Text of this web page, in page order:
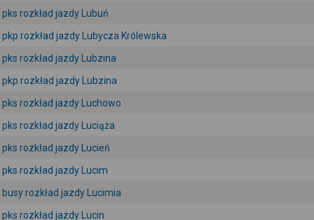
pks rozkład jazdy Lubuń
pkp rozkład jazdy Lubycza Królewska
pks rozkład jazdy Lubzina
pkp rozkład jazdy Lubzina
pks rozkład jazdy Luchowo
pks rozkład jazdy Luciąża
pks rozkład jazdy Lucień
pks rozkład jazdy Lucim
busy rozkład jazdy Lucimia
pks rozkład jazdy Lucin